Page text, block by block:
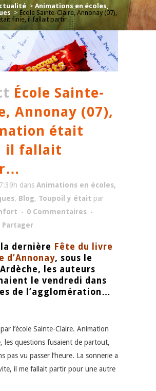
> Animations en écoles,
> École Sainte-Claire, Annonay (07),
finie, il fallait partir…
École Sainte-
Annonay (07),
était
il fallait
dans Animations en écoles,
, Blog, Toupoil y était par
0 Commentaires
Partager
la dernière Fête du livre
d’Annonay, sous le
les auteurs
le vendredi dans
de l’agglomération…
l’école Sainte-Claire. Animation
les questions fusaient de partout,
pas vu passer l’heure. La sonnerie a
il me fallait partir pour une autre